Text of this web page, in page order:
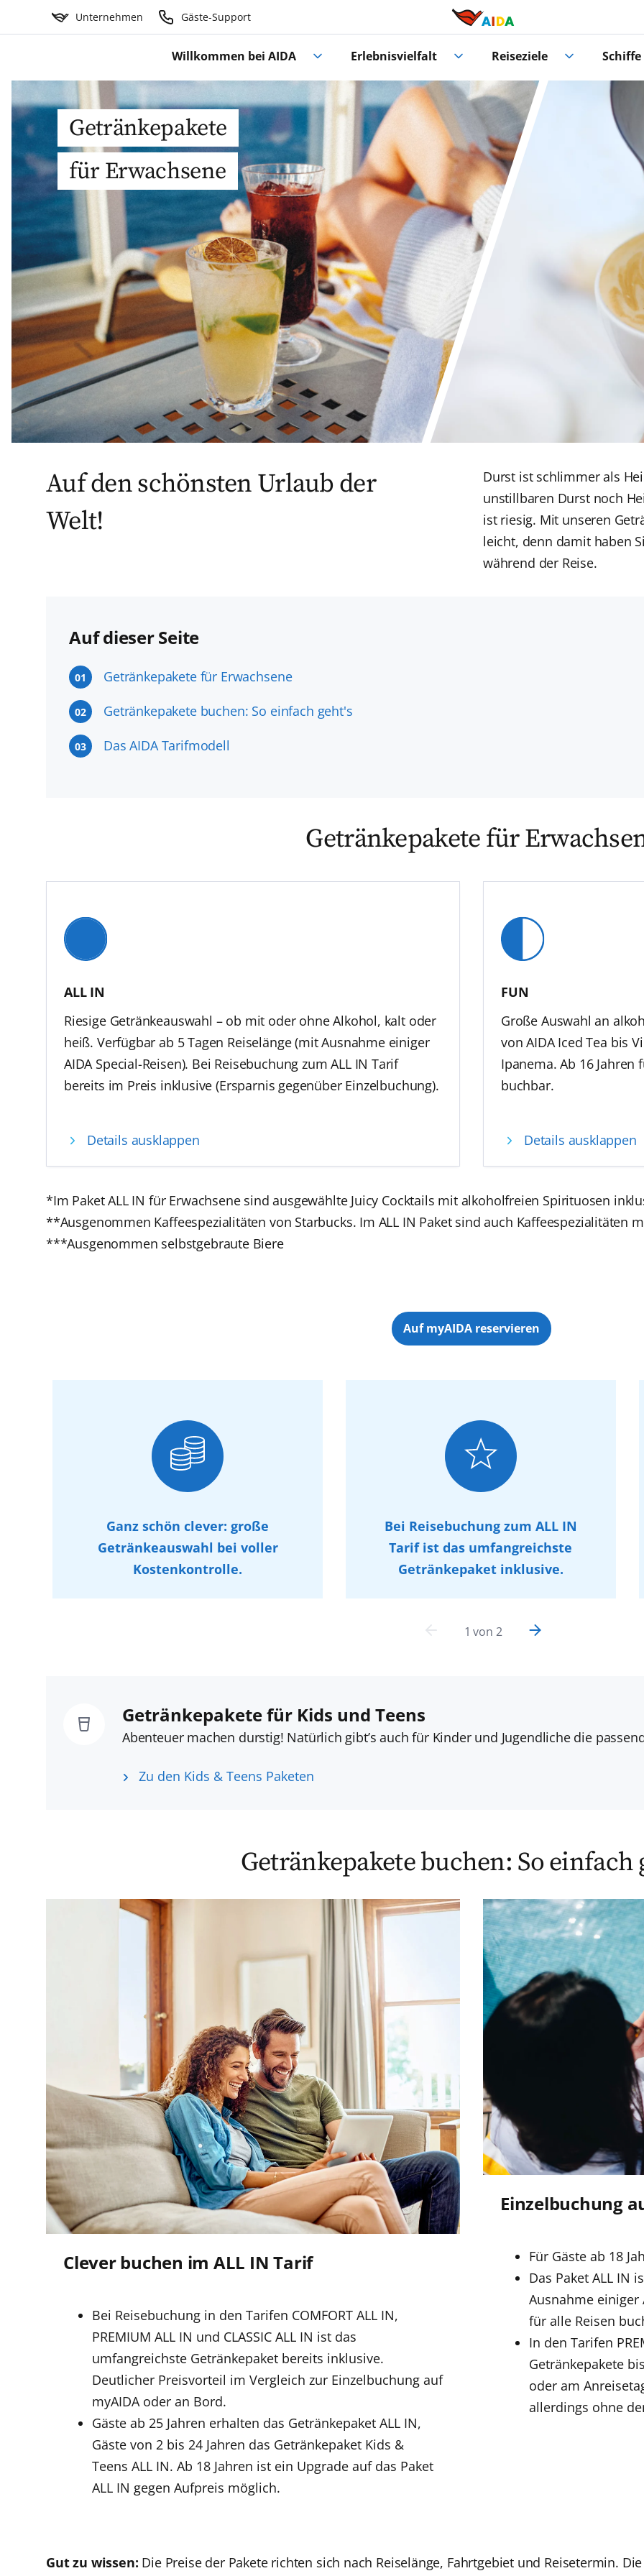
Unternehmen Gäste-Support
Willkommen bei AIDA Erlebnisvielfalt Reiseziele Schiffe
Getränkepakete
für Erwachsene
Auf den schönsten Urlaub der
Welt!
Durst ist schlimmer als
unstillbaren Durst noch
ist riesig. Mit unseren
leicht, denn damit haben
während der Reise.
Auf dieser Seite
01 Getränkepakete für Erwachsene
02 Getränkepakete buchen: So einfach geht's
03 Das AIDA Tarifmodell
Getränkepakete für
ALL IN
Riesige Getränkeauswahl – ob mit oder ohne Alkohol, kalt oder
heiß. Verfügbar ab 5 Tagen Reiselänge (mit Ausnahme einiger
AIDA Special-Reisen). Bei Reisebuchung zum ALL IN Tarif
bereits im Preis inklusive (Ersparnis gegenüber Einzelbuchung).
Viele Softdrinks und Säfte
Juicy Cocktails (alkoholfrei)*
Alkoholfreie Sprizz-Getränke
Kaffeespezialitäten**
Details ausklappen
FUN
Große Auswahl an
von AIDA Iced Tea bis
Ipanema. Ab 16 Jahren
buchbar.
Viele Softdrinks und
Juicy Cocktails
Alkoholfreie Sprizz-
Details ausklappen
*Im Paket ALL IN für Erwachsene sind ausgewählte Juicy Cocktails mit alkoholfreien Spirituosen
**Ausgenommen Kaffeespezialitäten von Starbucks. Im ALL IN Paket sind auch Kaffeespezialitäten
***Ausgenommen selbstgebraute Biere
Auf myAIDA reservieren
Ganz schön clever: große
Getränkeauswahl bei voller
Kostenkontrolle.
Bei Reisebuchung zum ALL IN
Tarif ist das umfangreichste
Getränkepaket inklusive.
1 von 2
Getränkepakete für Kids und Teens
Abenteuer machen durstig! Natürlich gibt’s auch für Kinder und Jugendliche die
Zu den Kids & Teens Paketen
Getränkepakete buchen: So einfach
Clever buchen im ALL IN Tarif
Bei Reisebuchung in den Tarifen COMFORT ALL IN,
PREMIUM ALL IN und CLASSIC ALL IN ist das
umfangreichste Getränkepaket bereits inklusive.
Deutlicher Preisvorteil im Vergleich zur Einzelbuchung auf
myAIDA oder an Bord.
Gäste ab 25 Jahren erhalten das Getränkepaket ALL IN,
Gäste von 2 bis 24 Jahren das Getränkepaket Kids &
Teens ALL IN. Ab 18 Jahren ist ein Upgrade auf das Paket
ALL IN gegen Aufpreis möglich.
Einzelbuchung
Für Gäste ab 18
Das Paket ALL IN
Ausnahme einiger
für alle Reisen
In den Tarifen
Getränkepakete
oder am
allerdings ohne
Gut zu wissen: Die Preise der Pakete richten sich nach Reiselänge, Fahrtgebiet und Reisetermin.